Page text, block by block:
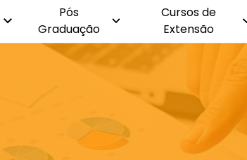
Pós
Graduação
Cursos de
Extensão